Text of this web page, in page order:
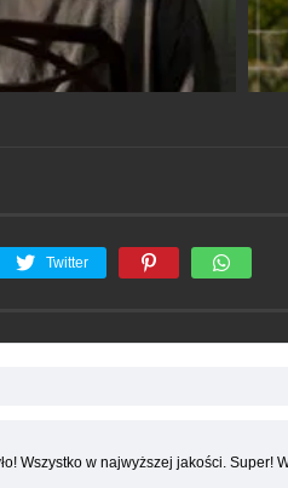
Twitter
Wszystko w najwyższej jakości. Super!